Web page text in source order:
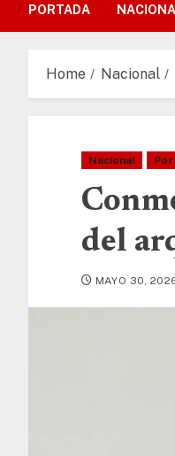
PORTADA
Home Nacional
Nacional
del
MAYO 30,